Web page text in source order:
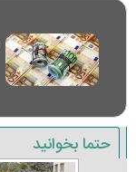
حتما بخوانید